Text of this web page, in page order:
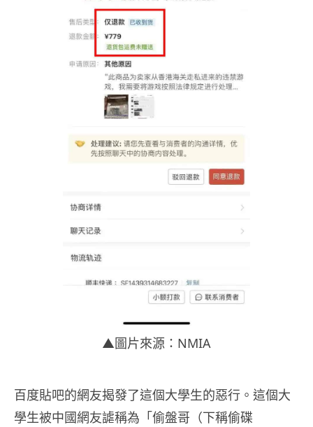
▲圖片來源：NMIA
百度貼吧的網友揭發了這個大學生的惡行。這個大
學生被中國網友謔稱為「偷盤哥（下稱偷碟